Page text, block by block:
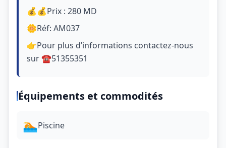
💰💰Prix : 280 MD
🌼Réf: AM037
👉Pour plus d’informations contactez-nous
sur ☎51355351
Équipements et commodités
🏊Piscine